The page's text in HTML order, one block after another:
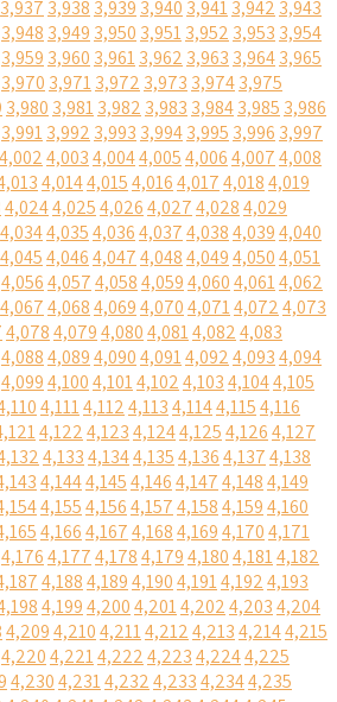
3,937 3,938 3,939 3,940 3,9413,942 3,943
3,948 3,949 3,950 3,9513,952 3,953 3,954
3,959 3,960 3,9613,962 3,963 3,9643,965
3,970 3,9713,972 3,973 3,9743,975
3,980 3,9813,982 3,983 3,9843,985 3,986
3,9913,992 3,993 3,9943,995 3,996 3,997
4,0024,0034,0044,0054,0064,0074,008
4,0144,0154,0164,0174,0184,019
4,0244,0254,0264,0274,0284,029
4,0344,0354,0364,0374,0384,0394,040
4,0454,0464,0474,0484,0494,0504,051
4,0564,0574,0584,0594,0604,0614,062
4,0674,0684,0694,0704,0714,0724,073
4,0784,0794,0804,0814,0824,083
4,0884,0894,0904,0914,0924,0934,094
4,0994,1004,1014,1024,1034,1044,105
4,1114,1124,1134,1144,1154,116
4,1224,1234,1244,1254,1264,127
4,1334,1344,1354,1364,1374,138
4,1444,1454,1464,1474,1484,149
4,1554,1564,1574,1584,1594,160
4,1664,1674,1684,1694,1704,171
4,1764,1774,1784,1794,1804,1814,182
4,1884,1894,1904,1914,1924,193
4,1994,2004,2014,2024,2034,204
4,2094,2104,2114,2124,2134,2144,215
4,2204,2214,2224,2234,2244,225
4,2304,2314,2324,2334,2344,235